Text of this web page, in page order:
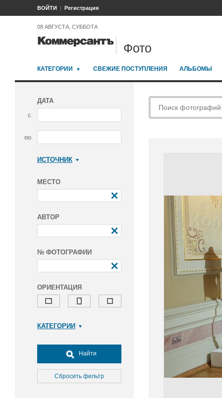
ВОЙТИ Регистрация
08 АВГУСТА, СУББОТА
Фото
КАТЕГОРИИ СВЕЖИЕ ПОСТУПЛЕНИЯ АЛЬБОМЫ
ДАТА
с
по
ИСТОЧНИК
МЕСТО
АВТОР
№ ФОТОГРАФИИ
ОРИЕНТАЦИЯ
КАТЕГОРИИ
Досуг, туризм и отдых
Культура
Медицина
Найти
Сбросить фильтр